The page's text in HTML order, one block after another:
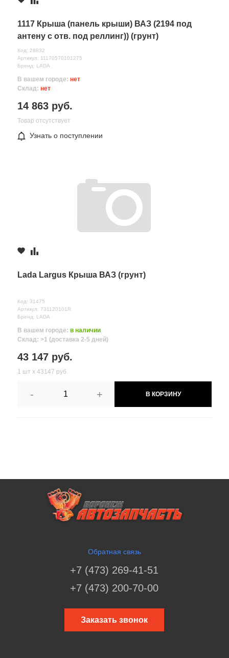
1117 Крыша (панель крыши) ВАЗ (2194 под
антену с отв. под реллинг)) (грунт)
Код: 28832
Артикул: 11170570101275
Бренд: LADA
В вашем городе: нет
Склад: нет
14 863 руб.
Товар отсутствует
Узнать о поступлении
Lada Largus Крыша ВАЗ (грунт)
Код: 31475
Артикул: 731120101R
Бренд: LADA
В вашем городе: в наличии
Склад: >1 (доставка 2-5 дней)
43 147 руб.
1 шт х 43147 руб.
- + В КОРЗИНУ
Обратная связь
+7 (473) 269-41-51
+7 (473) 200-70-00
Заказать звонок